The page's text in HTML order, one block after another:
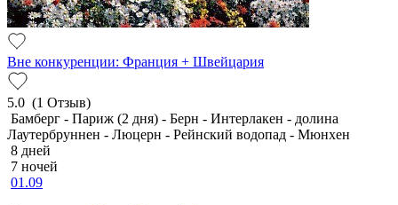
Вне конкуренции: Франция + Швейцария
5.0 (1 Отзыв)
Бамберг - Париж (2 дня) - Берн - Интерлакен - долина
Лаутербруннен - Люцерн - Рейнский водопад - Мюнхен
8 дней
7 ночей
01.09